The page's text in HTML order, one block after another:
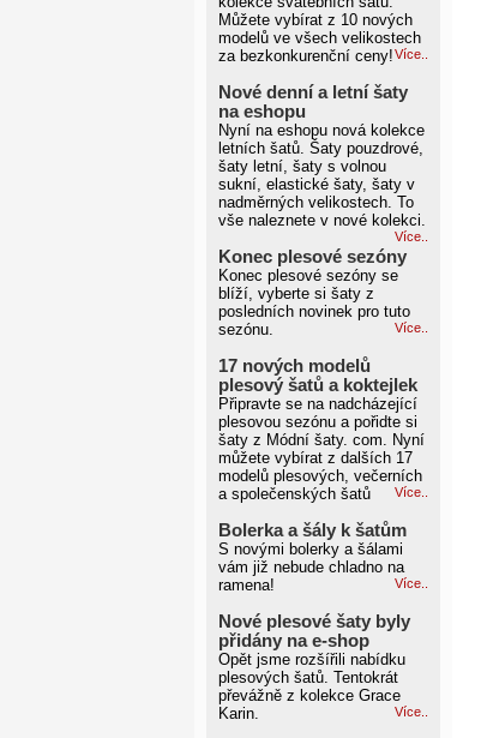
Můžete vybírat z 10 nových
modelů ve všech velikostech
za bezkonkurenční ceny!Více..
Nové denní a letní šaty
na eshopu
Nyní na eshopu nová kolekce
letních šatů. Šaty pouzdrové,
šaty letní, šaty s volnou
sukní, elastické šaty, šaty v
nadměrných velikostech. To
vše naleznete v nové kolekci.
Více..
Konec plesové sezóny
Konec plesové sezóny se
blíží, vyberte si šaty z
posledních novinek pro tuto
sezónu.
Více..
17 nových modelů
plesový šatů a koktejlek
Připravte se na nadcházející
plesovou sezónu a pořidte si
šaty z Módní šaty. com. Nyní
můžete vybírat z dalších 17
modelů plesových, večerních
a společenských šatů
Více..
Bolerka a šály k šatům
S novými bolerky a šálami
vám již nebude chladno na
ramena!
Více..
Nové plesové šaty byly
přidány na e-shop
Opět jsme rozšířili nabídku
plesových šatů. Tentokrát
převážně z kolekce Grace
Karin.
Více..